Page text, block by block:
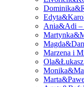
Ania&Adi –
Marzena i